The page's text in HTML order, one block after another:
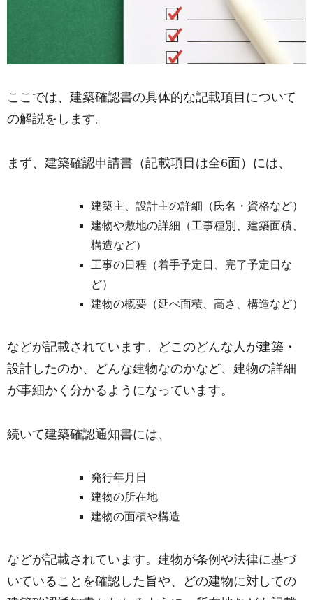
ここでは、建築確認書の具体的な記載項目について
の解説をします。
まず、建築確認申請書（記載項目は全6面）には、
建築主、設計主の詳細（氏名・資格など）
建物や敷地の詳細（工事種別、建築面積、
構造など）
工事の日程（着手予定日、完了予定日な
ど）
建物の概要（延べ面積、高さ、構造など）
などが記載されています。どこのどんな人が建築・
設計したのか、どんな建物なのかなど、建物の詳細
が事細かく分かるようになっています。
続いて建築確認通知書には、
発行年月日
建物の所在地
建物の面積や構造
などが記載されています。建物が条例や法律に基づ
いていることを確認した旨や、どの建物に対しての